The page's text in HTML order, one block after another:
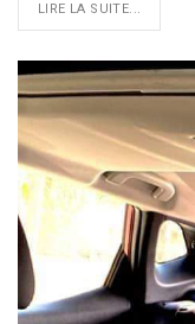
LIRE LA SUITE...